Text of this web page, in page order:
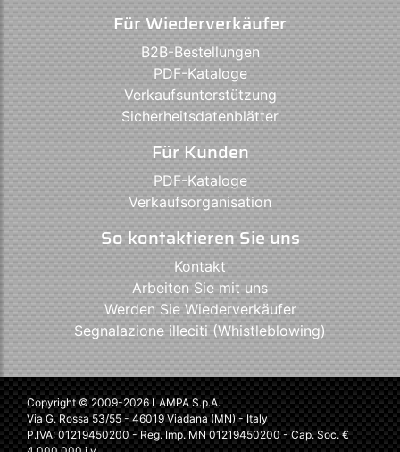
Für Wiederverkäufer
B2B-Bestellungen
PDF-Kataloge
Verkaufsunterstützung
Sicherheitsdatenblätter
Für Kunden
PDF-Kataloge
Verkaufsorganisation
So kontaktieren Sie uns
Kontakt
Arbeiten Sie mit uns
Werden Sie Wiederverkäufer
Segnalazione illeciti (Whistleblowing)
Copyright © 2009-2026 LAMPA S.p.A.
Via G. Rossa 53/55 - 46019 Viadana (MN) - Italy
P.IVA: 01219450200 - Reg. Imp. MN 01219450200 - Cap. Soc. €